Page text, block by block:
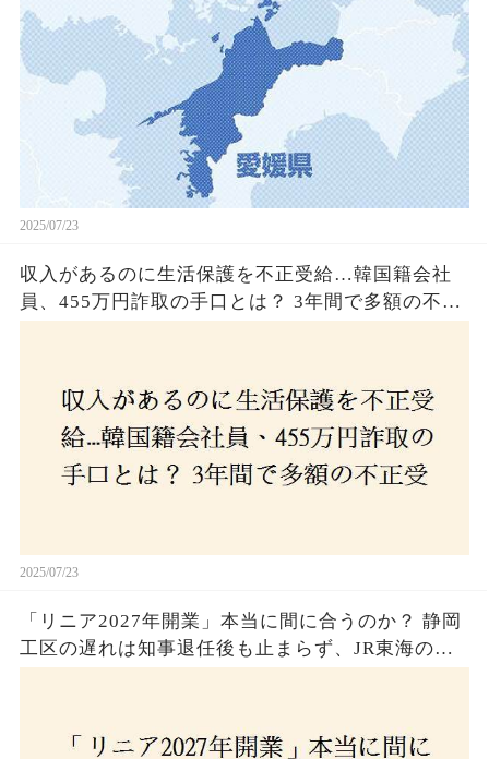
2025/07/23
収入があるのに生活保護を不正受給…韓国籍会社
員、455万円詐取の手口とは？ 3年間で多額の不正
2025/07/23
「リニア2027年開業」本当に間に合うのか？ 静岡
工区の遅れは知事退任後も止まらず、JR東海のず